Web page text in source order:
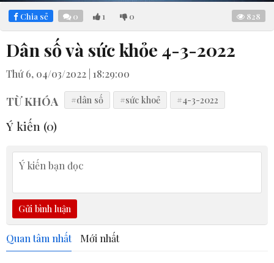
Chia sẻ 0 1 0 828
Dân số và sức khỏe 4-3-2022
Thứ 6, 04/03/2022 | 18:29:00
TỪ KHÓA #dân số #sức khoẻ #4-3-2022
Ý kiến (0)
Gửi bình luận
Quan tâm nhất Mới nhất